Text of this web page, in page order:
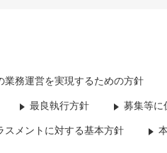
業務運営を実現するための方針
最良執行方針 募集等に
スメントに対する基本方針